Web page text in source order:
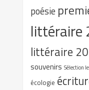
poésie
littéraire
littéraire
souvenirs Sélection
écologie